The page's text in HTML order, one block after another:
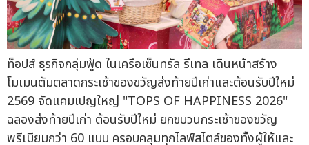
ท็อปส์ ธุรกิจกลุ่มฟู้ด ในเครือเซ็นทรัล รีเทล เดินหน้าสร้าง
โมเมนตัมตลาดกระเช้าของขวัญส่งท้ายปีเก่าและต้อนรับปีใหม่
2569 จัดแคมเปญใหญ่ "TOPS OF HAPPINESS 2026"
ฉลองส่งท้ายปีเก่า ต้อนรับปีใหม่ ยกขบวนกระเช้าของขวัญ
พรีเมียมกว่า 60 แบบ ครอบคลุมทุกไลฟ์สไตล์ของทั้งผู้ให้และ